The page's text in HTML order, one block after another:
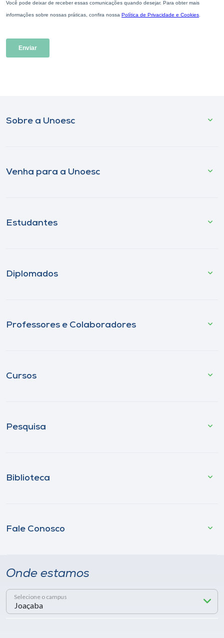
Sobre a Unoesc
Venha para a Unoesc
Estudantes
Diplomados
Professores e Colaboradores
Cursos
Pesquisa
Biblioteca
Fale Conosco
Onde estamos
Selecione o campus